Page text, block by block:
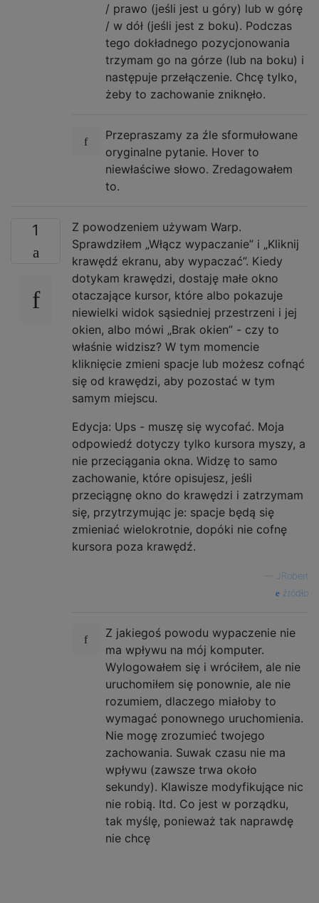
/ prawo (jeśli jest u góry) lub w górę
/ w dół (jeśli jest z boku). Podczas
tego dokładnego pozycjonowania
trzymam go na górze (lub na boku) i
następuje przełączenie. Chcę tylko,
żeby to zachowanie zniknęło.
Przepraszamy za źle sformułowane
oryginalne pytanie. Hover to
niewłaściwe słowo. Zredagowałem
to.
1
Z powodzeniem używam Warp.
Sprawdziłem „Włącz wypaczanie” i „Kliknij
krawędź ekranu, aby wypaczać”. Kiedy
dotykam krawędzi, dostaję małe okno
otaczające kursor, które albo pokazuje
niewielki widok sąsiedniej przestrzeni i jej
okien, albo mówi „Brak okien” - czy to
właśnie widzisz? W tym momencie
kliknięcie zmieni spacje lub możesz cofnąć
się od krawędzi, aby pozostać w tym
samym miejscu.
Edycja: Ups - muszę się wycofać. Moja
odpowiedź dotyczy tylko kursora myszy, a
nie przeciągania okna. Widzę to samo
zachowanie, które opisujesz, jeśli
przeciągnę okno do krawędzi i zatrzymam
się, przytrzymując je: spacje będą się
zmieniać wielokrotnie, dopóki nie cofnę
kursora poza krawędź.
JRobert
źródło
Z jakiegoś powodu wypaczenie nie
ma wpływu na mój komputer.
Wylogowałem się i wróciłem, ale nie
uruchomiłem się ponownie, ale nie
rozumiem, dlaczego miałoby to
wymagać ponownego uruchomienia.
Nie mogę zrozumieć twojego
zachowania. Suwak czasu nie ma
wpływu (zawsze trwa około
sekundy). Klawisze modyfikujące nic
nie robią. Itd. Co jest w porządku,
tak myślę, ponieważ tak naprawdę
nie chcę